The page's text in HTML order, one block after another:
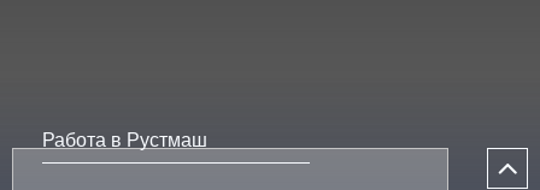
Работа в Рустмаш